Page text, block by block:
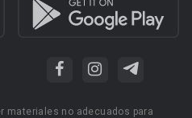
materiales no adecuados para